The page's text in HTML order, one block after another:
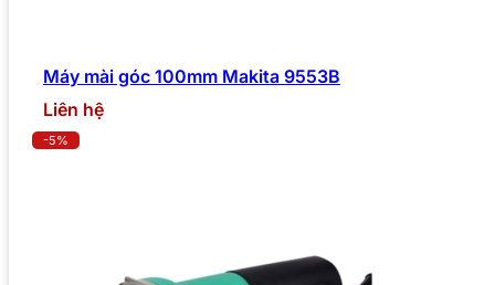
Máy mài góc 100mm Makita 9553B
Liên hệ
-5%